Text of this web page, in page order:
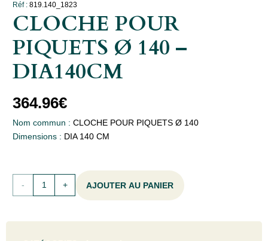
Réf : 819.140_1823
CLOCHE POUR
PIQUETS Ø 140 –
DIA140CM
364.96€
Nom commun : CLOCHE POUR PIQUETS Ø 140
Dimensions : DIA 140 CM
quantité AJOUTER AU PANIER